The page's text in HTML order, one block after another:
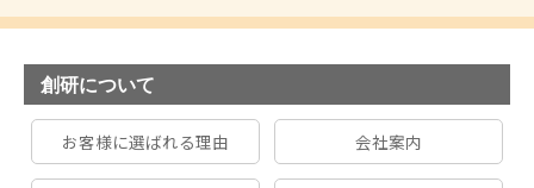
創研について
お客様に選ばれる理由 会社案内